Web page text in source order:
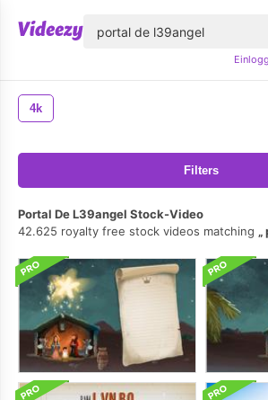
4k
Filters
Portal De L39angel Stock-Video
42.625 royalty free stock videos matching